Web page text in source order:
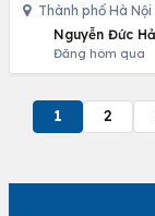
Thành phố Hà Nội
Nguyễn Đức
Đăng hôm qua
1 2